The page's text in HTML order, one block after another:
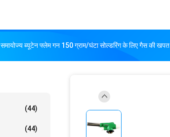
समायोज्य ब्यूटेन फ्लेम गन 150 ग्राम/घंटा सोल्डरिंग के लिए गैस की खपत
(44)
(44)